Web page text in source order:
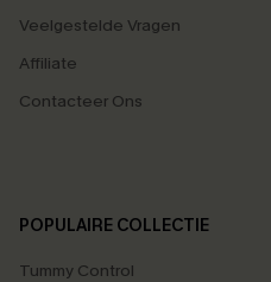
Veelgestelde Vragen
Affiliate
Contacteer Ons
POPULAIRE COLLECTIE
Tummy Control